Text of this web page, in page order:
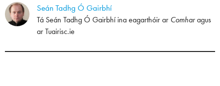
Seán Tadhg Ó Gairbhí
Tá Seán Tadhg Ó Gairbhí ina eagarthóir ar Comharagus
arTuairisc.ie